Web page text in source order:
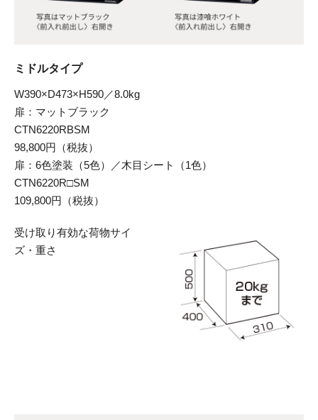
ミドルタイプ
W390×D473×H590／8.0kg
扉：マットブラック
CTN6220RBSM
98,800円（税抜）
扉：6色塗装（5色）／木目シート（1色）
CTN6220R□SM
109,800円（税抜）
受け取り有効な荷物サイ
ズ・重さ